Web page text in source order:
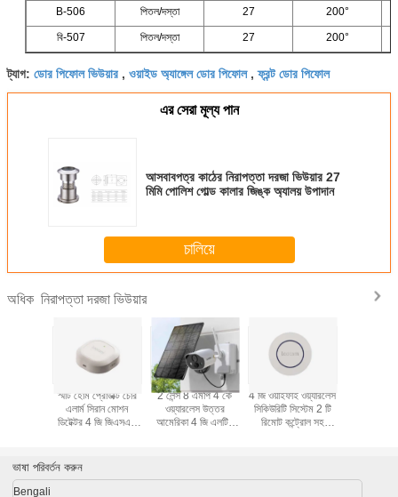
B-506 পিতল/দস্তা 27 200°
বি-507 পিতল/দস্তা 27 200°
ট্যাগ: ডোর পিফোল ভিউয়ার , ওয়াইড অ্যাঙ্গেল ডোর পিফোল,ফ্রন্ট ডোর পিফোল
এর সেরা মূল্য পান
আসবাবপত্র কাঠের নিরাপত্তা দরজা ভিউয়ার 27
মিমি পোলিশ গোল্ড কালার জিঙ্ক অ্যালয় উপাদান
চালিয়ে
অধিক নিরাপত্তা দরজা ভিউয়ার
স্মার্ট হোম প্রোডাক্ট চোর
এলার্ম সিরান মোশন
ডিটেক্টর 4 জি জিএসএম
সিস্টেম কাস্টম কারখানা
2 লেন্স 8 এমপি 4 কে
ওয়্যারলেস উত্তর
আমেরিকা 4 জি এলটিই
4 জি ওয়াইফাই ওয়্যারলেস
সিকিউরিটি সিস্টেম 2 টি
রিমোট কন্ট্রোল সহ
ভাষা পরিবর্তন করুন
Bengali